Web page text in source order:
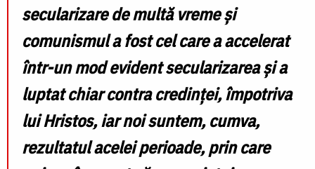
secularizare de multă vreme și
comunismul a fost cel care a accelerat
într-un mod evident secularizarea și a
luptat chiar contra credinței, împotriva
lui Hristos, iar noi suntem, cumva,
rezultatul acelei perioade, prin care